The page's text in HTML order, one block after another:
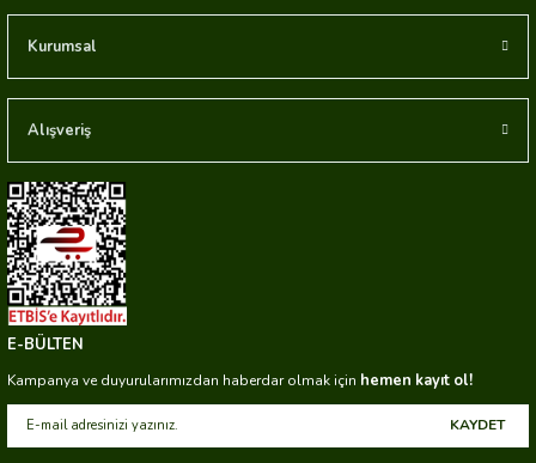
Kurumsal
Alışveriş
E-BÜLTEN
Kampanya ve duyurularımızdan haberdar olmak için hemen kayıt ol!
KAYDET